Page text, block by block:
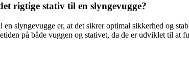
rigtige stativ til en slyngevugge?
slyngevugge er, at det sikrer optimal sikkerhed og
på både vuggen og stativet, da de er udviklet til at